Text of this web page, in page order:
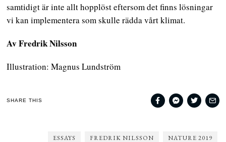
samtidigt är inte allt hopplöst eftersom det finns lösningar
vi kan implementera som skulle rädda vårt klimat.
Av Fredrik Nilsson
Illustration: Magnus Lundström
SHARE THIS
ESSAYS FREDRIK NILSSON NATURE 2019